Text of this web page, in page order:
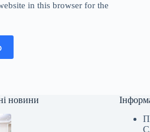
in this browser for the
новини